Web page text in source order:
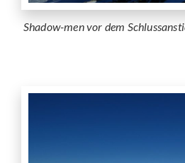
Shadow-men vor dem